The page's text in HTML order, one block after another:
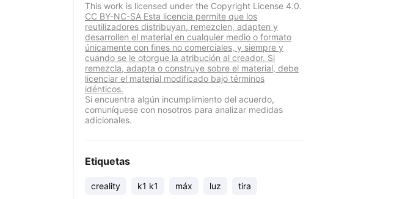
This work is licensed under the Copyright License 4.0.
CC BY-NC-SA Esta licencia permite que los
reutilizadores distribuyan, remezclen, adapten y
desarrollen el material en cualquier medio o formato
únicamente con fines no comerciales, y siempre y
cuando se le otorgue la atribución al creador. Si
remezcla, adapta o construye sobre el material, debe
licenciar el material modificado bajo términos
idénticos.
Si encuentra algún incumplimiento del acuerdo,
comuníquese con nosotros para analizar medidas
adicionales.
Etiquetas
creality k1 k1 máx luz tira